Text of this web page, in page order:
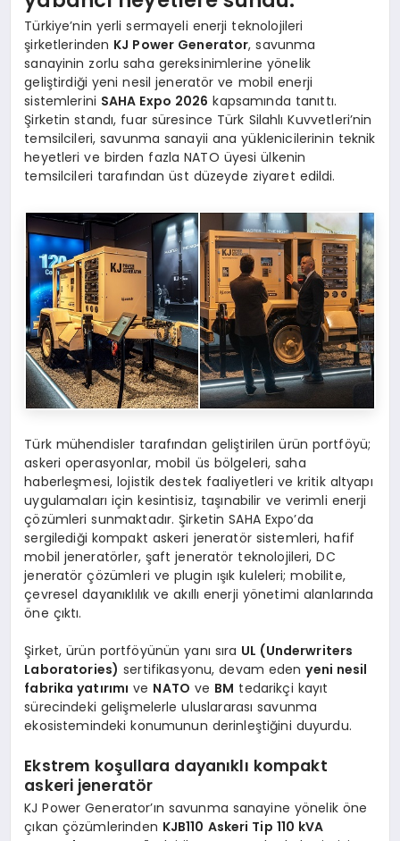
Türkiye’nin yerli sermayeli enerji teknolojileri
şirketlerinden KJ Power Generator, savunma
sanayinin zorlu saha gereksinimlerine yönelik
geliştirdiği yeni nesil jeneratör ve mobil enerji
sistemlerini SAHA Expo 2026 kapsamında tanıttı.
Şirketin standı, fuar süresince Türk Silahlı Kuvvetleri’nin
temsilcileri, savunma sanayii ana yüklenicilerinin teknik
heyetleri ve birden fazla NATO üyesi ülkenin
temsilcileri tarafından üst düzeyde ziyaret edildi.
Türk mühendisler tarafından geliştirilen ürün portföyü;
askeri operasyonlar, mobil üs bölgeleri, saha
haberleşmesi, lojistik destek faaliyetleri ve kritik altyapı
uygulamaları için kesintisiz, taşınabilir ve verimli enerji
çözümleri sunmaktadır. Şirketin SAHA Expo’da
sergilediği kompakt askeri jeneratör sistemleri, hafif
mobil jeneratörler, şaft jeneratör teknolojileri, DC
jeneratör çözümleri ve plugin ışık kuleleri; mobilite,
çevresel dayanıklılık ve akıllı enerji yönetimi alanlarında
öne çıktı.
Şirket, ürün portföyünün yanı sıra UL (Underwriters
Laboratories) sertifikasyonu, devam edenyeni nesil
fabrika yatırımı ve NATO ve BM tedarikçi kayıt
sürecindeki gelişmelerle uluslararası savunma
ekosistemindeki konumunun derinleştiğini duyurdu.
Ekstrem koşullara dayanıklı kompakt
askeri jeneratör
KJ Power Generator’ın savunma sanayine yönelik öne
çıkan çözümlerinden KJB110 Askeri Tip 110 kVA